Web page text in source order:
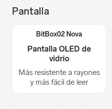
Pantalla
Pantalla OLED de
vidrio
Más resistente a rayones
y más fácil de leer